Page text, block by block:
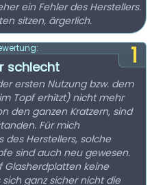
ein Fehler des Herstellers.
sitzen, ärgerlich.
1
schlecht
ersten Nutzung bzw. dem
Topf erhitzt) nicht mehr
den ganzen Kratzern, sind
Für mich
des Herstellers, solche
sind auch neu gewesen.
Glasherdplatten keine
ganz sicher nicht die